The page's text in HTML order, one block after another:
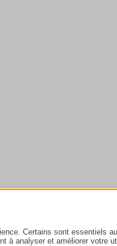
Certains sont essentiels
à analyser et améliorer votre